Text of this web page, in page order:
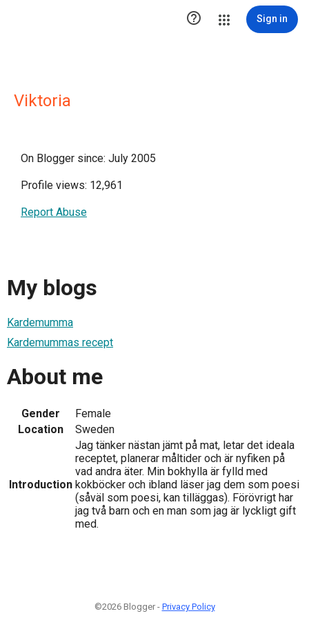
 Sign in
Viktoria
On Blogger since: July 2005
Profile views: 12,961
Report Abuse
My blogs
Kardemumma
Kardemummas recept
About me
Gender
Female
Location
Sweden
Introduction
Jag tänker nästan jämt på mat, letar det ideala
receptet, planerar måltider och är nyfiken på
vad andra äter. Min bokhylla är fylld med
kokböcker och ibland läser jag dem som poesi
(såväl som poesi, kan tilläggas). Förövrigt har
jag två barn och en man som jag är lyckligt gift
med.
©2026 Blogger - Privacy Policy